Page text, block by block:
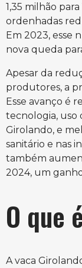
1,35 milhão
ordenhadas
Em 2023, esse
nova queda
Apesar da
produtores, a
Esse avanço é
tecnologia, uso
Girolando, e
sanitário e nas
também
2024, um
O que
A vaca